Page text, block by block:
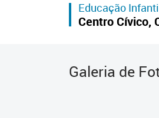
Educação
Centro Cívico,
Galeria de